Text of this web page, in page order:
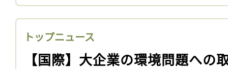
トップニュース
【国際】大企業の環境問題への